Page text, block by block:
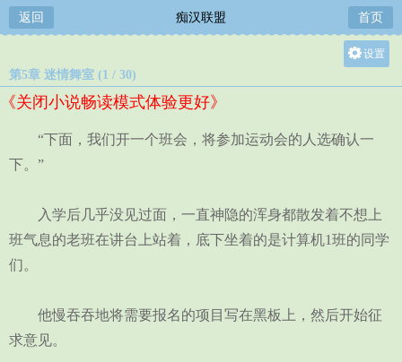
返回 痴汉联盟 首页
设置
中
第5章 迷情舞室 (1 / 30)
《关闭小说畅读模式体验更好》
“下面，我们开一个班会，将参加运动会的人选确认一
下。”
入学后几乎没见过面，一直神隐的浑身都散发着不想上
班气息的老班在讲台上站着，底下坐着的是计算机1班的同学
们。
他慢吞吞地将需要报名的项目写在黑板上，然后开始征
求意见。